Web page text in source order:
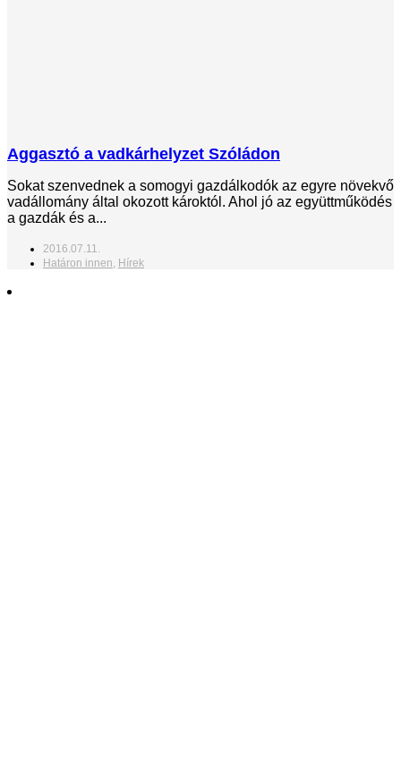
Aggasztó a vadkárhelyzet Szóládon
Sokat szenvednek a somogyi gazdálkodók az egyre növekvő
vadállomány által okozott károktól. Ahol jó az együttműködés
a gazdák és a...
2016.07.11.
Határon innen, Hírek